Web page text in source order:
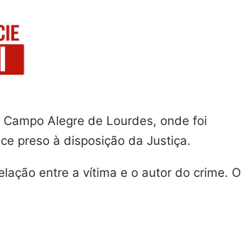
Alegre de Lourdes, onde foi
preso à disposição da Justiça.
entre a vítima e o autor do crime. O